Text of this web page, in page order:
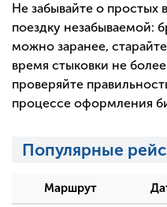
Не забывайте о простых
поездку незабываемой:
можно заранее,
время стыковки не
проверяйте
процессе оформления
Популярные
Маршрут